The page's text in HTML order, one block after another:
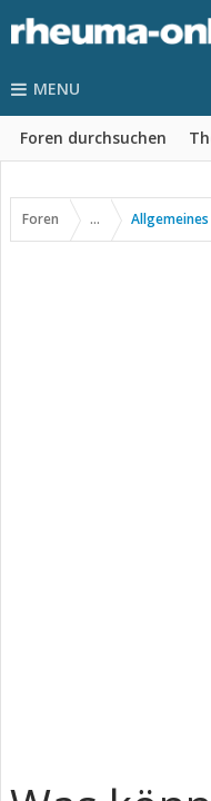
MENU
Foren durchsuchen
Foren ... Allgemeines